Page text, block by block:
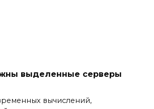
выделенные серверы
вычислений,